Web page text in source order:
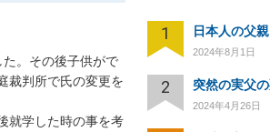
。その後子供がで
裁判所で氏の変更を
就学した時の事を考
1 日本人の父
2024年8月1日
2
2024年4月26日